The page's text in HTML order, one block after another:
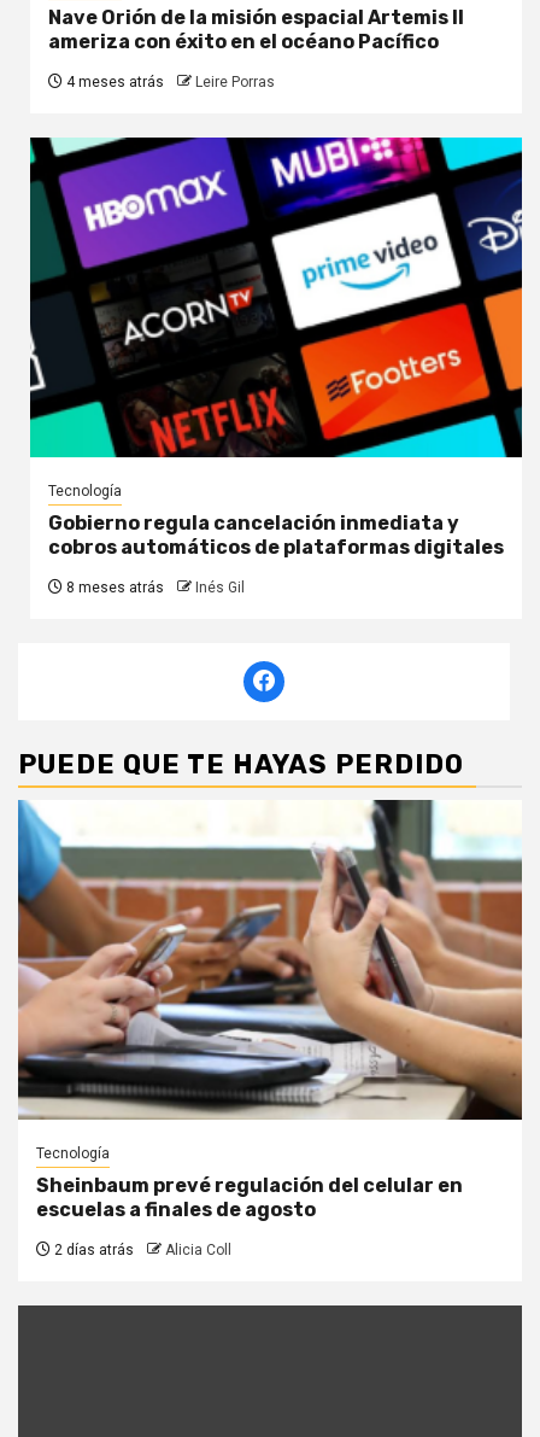
Nave Orión de la misión espacial Artemis II
ameriza con éxito en el océano Pacífico
4 meses atrás Leire Porras
Tecnología
Gobierno regula cancelación inmediata y
cobros automáticos de plataformas digitales
8 meses atrás Inés Gil
PUEDE QUE TE HAYAS PERDIDO
Tecnología
Sheinbaum prevé regulación del celular en
escuelas a finales de agosto
2 días atrás Alicia Coll